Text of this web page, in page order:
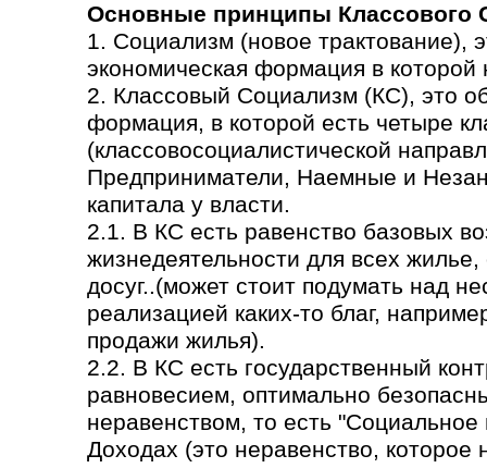
Основные принципы Классового
1. Социализм (новое трактование),
экономическая формация в которой
2. Классовый Социализм (КС), это
формация, в которой есть четыре
(классовосоциалистической
Предприниматели, Наемные и
капитала у власти.
2.1. В КС есть равенство базовых
жизнедеятельности для всех
досуг..(может стоит подумать над
реализацией каких-то благ,
продажи жилья).
2.2. В КС есть государственный
равновесием, оптимально
неравенством, то есть
Доходах (это неравенство,